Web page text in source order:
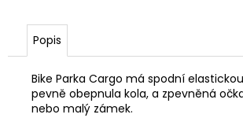
Popis
Bike Parka Cargo má spodní
pevně obepnula kola, a zpevněná
nebo malý zámek.